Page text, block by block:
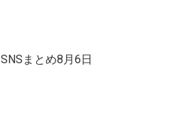
SNSまとめ8月6日